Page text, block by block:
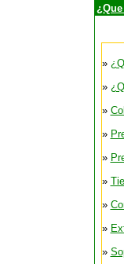
»
»
»
»
»
»
»
»
»